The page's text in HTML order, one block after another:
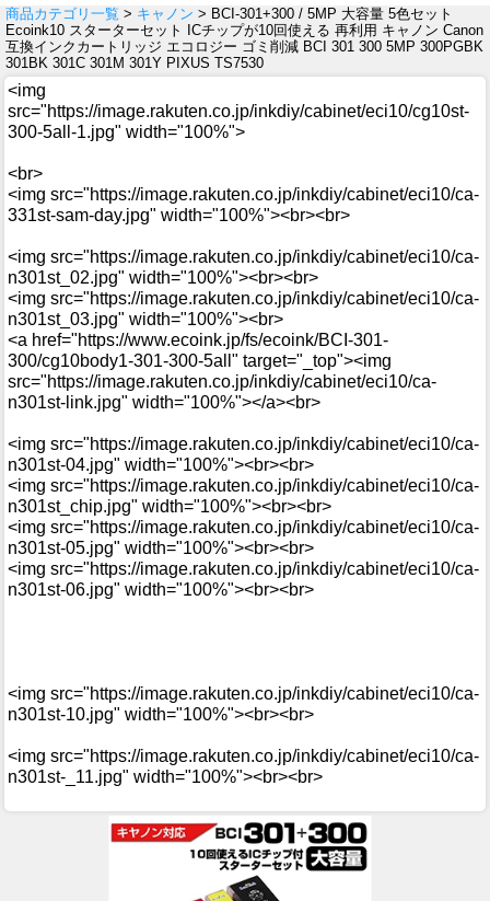
商品カテゴリ一覧 > キャノン > BCI-301+300 / 5MP 大容量 5色セット
Ecoink10 スターターセット ICチップが10回使える 再利用 キャノン Canon
互換インクカートリッジ エコロジー ゴミ削減 BCI 301 300 5MP 300PGBK
301BK 301C 301M 301Y PIXUS TS7530
<img
src="https://image.rakuten.co.jp/inkdiy/cabinet/eci10/cg10st-
300-5all-1.jpg" width="100%">
<br>
<img src="https://image.rakuten.co.jp/inkdiy/cabinet/eci10/ca-
331st-sam-day.jpg" width="100%"><br><br>
<img src="https://image.rakuten.co.jp/inkdiy/cabinet/eci10/ca-
n301st_02.jpg" width="100%"><br><br>
<img src="https://image.rakuten.co.jp/inkdiy/cabinet/eci10/ca-
n301st_03.jpg" width="100%"><br>
<a href="https://www.ecoink.jp/fs/ecoink/BCI-301-
300/cg10body1-301-300-5all" target="_top"><img
src="https://image.rakuten.co.jp/inkdiy/cabinet/eci10/ca-
n301st-link.jpg" width="100%"></a><br>
<img src="https://image.rakuten.co.jp/inkdiy/cabinet/eci10/ca-
n301st-04.jpg" width="100%"><br><br>
<img src="https://image.rakuten.co.jp/inkdiy/cabinet/eci10/ca-
n301st_chip.jpg" width="100%"><br><br>
<img src="https://image.rakuten.co.jp/inkdiy/cabinet/eci10/ca-
n301st-05.jpg" width="100%"><br><br>
<img src="https://image.rakuten.co.jp/inkdiy/cabinet/eci10/ca-
n301st-06.jpg" width="100%"><br><br>
<img src="https://image.rakuten.co.jp/inkdiy/cabinet/eci10/ca-
n301st-10.jpg" width="100%"><br><br>
<img src="https://image.rakuten.co.jp/inkdiy/cabinet/eci10/ca-
n301st-_11.jpg" width="100%"><br><br>